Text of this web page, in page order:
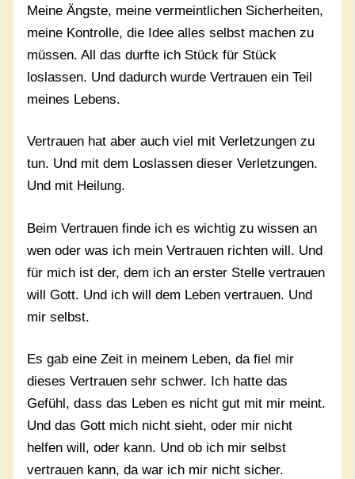
Meine Ängste, meine vermeintlichen Sicherheiten,
meine Kontrolle, die Idee alles selbst machen zu
müssen. All das durfte ich Stück für Stück
loslassen. Und dadurch wurde Vertrauen ein Teil
meines Lebens.
Vertrauen hat aber auch viel mit Verletzungen zu
tun. Und mit dem Loslassen dieser Verletzungen.
Und mit Heilung.
Beim Vertrauen finde ich es wichtig zu wissen an
wen oder was ich mein Vertrauen richten will. Und
für mich ist der, dem ich an erster Stelle vertrauen
will Gott. Und ich will dem Leben vertrauen. Und
mir selbst.
Es gab eine Zeit in meinem Leben, da fiel mir
dieses Vertrauen sehr schwer. Ich hatte das
Gefühl, dass das Leben es nicht gut mit mir meint.
Und das Gott mich nicht sieht, oder mir nicht
helfen will, oder kann. Und ob ich mir selbst
vertrauen kann, da war ich mir nicht sicher.